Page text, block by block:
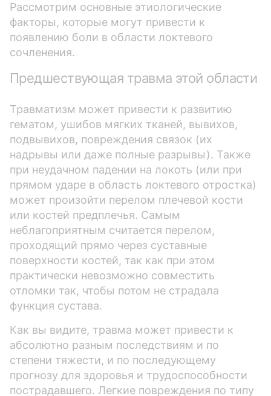
Рассмотрим основные этиологические
факторы, которые могут привести к
появлению боли в области локтевого
сочленения.
Предшествующая травма этой области
Травматизм может привести к развитию
гематом, ушибов мягких тканей, вывихов,
подвывихов, повреждения связок (их
надрывы или даже полные разрывы). Также
при неудачном падении на локоть (или при
прямом ударе в область локтевого отростка)
может произойти перелом плечевой кости
или костей предплечья. Самым
неблагоприятным считается перелом,
проходящий прямо через суставные
поверхности костей, так как при этом
практически невозможно совместить
отломки так, чтобы потом не страдала
функция сустава.
Как вы видите, травма может привести к
абсолютно разным последствиям и по
степени тяжести, и по последующему
прогнозу для здоровья и трудоспособности
пострадавшего. Легкие повреждения по типу